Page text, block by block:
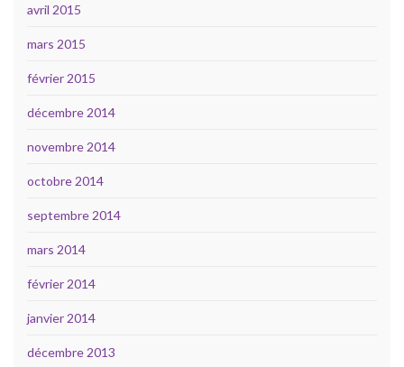
avril 2015
mars 2015
février 2015
décembre 2014
novembre 2014
octobre 2014
septembre 2014
mars 2014
février 2014
janvier 2014
décembre 2013